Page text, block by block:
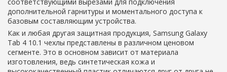
дополнительной гарнитуры и моментального доступа к
базовым составляющим устройства.
Как и любая другая защитная продукция, Samsung Galaxy
Tab 4 10.1 чехлы представлены в различном ценовом
сегменте. Это в основном зависит от материала
изготовления, ведь синтетическая кожа и